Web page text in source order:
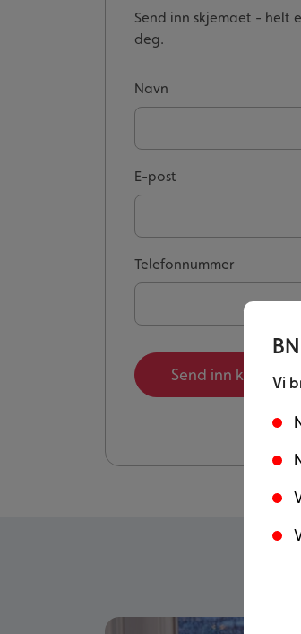
Vi
Send inn skjemaet - helt
deg.
Navn
E-post
Telefonnummer
Send inn